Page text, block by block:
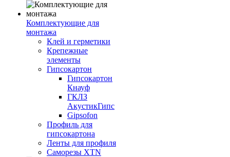
Комплектующие для
монтажа
Клей и герметики
Крепежные
элементы
Гипсокартон
Гипсокартон
Кнауф
ГКЛЗ
АкустикГипс
Gipsofon
Профиль для
гипсокартона
Ленты для профиля
Саморезы XTN